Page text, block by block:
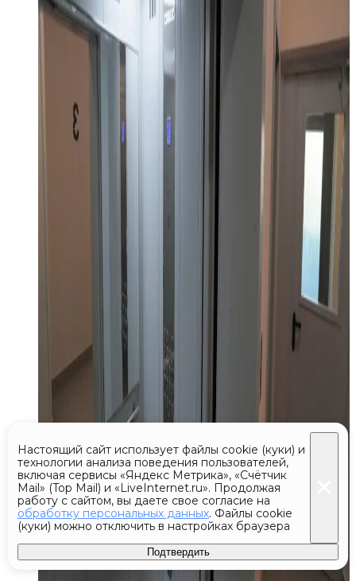
Настоящий сайт использует файлы cookie (куки) и
технологии анализа поведения пользователей,
включая сервисы «Яндекс Метрика», «Счётчик
Mail» (Top Mail) и «LiveInternet.ru». Продолжая
работу с сайтом, вы даете свое согласие на
обработку персональных данных. Файлы cookie
(куки) можно отключить в настройках браузера
Подтвердить